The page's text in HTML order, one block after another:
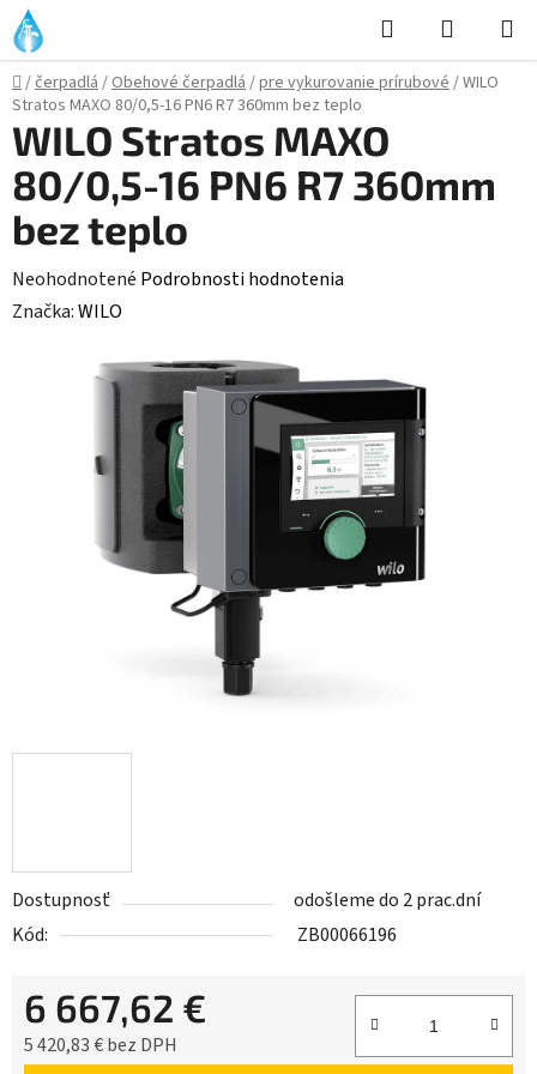
Prejsť
na
obsah
Hľadať
KOŠÍK
Domov
/čerpadlá/Obehové čerpadlá/pre vykurovanie prírubové/WILO
Stratos MAXO 80/0,5-16 PN6 R7 360mm bez teplo
Dostupnosť
odošleme do 2 prac.dní
Kód:
ZB00066196
6 667,62 €
5 420,83 € bez DPH
WILO Stratos MAXO
80/0,5-16 PN6 R7 360mm
bez teplo
Priemerné
hodnotenie
Neohodnotené Podrobnosti hodnotenia
Značka:WILO